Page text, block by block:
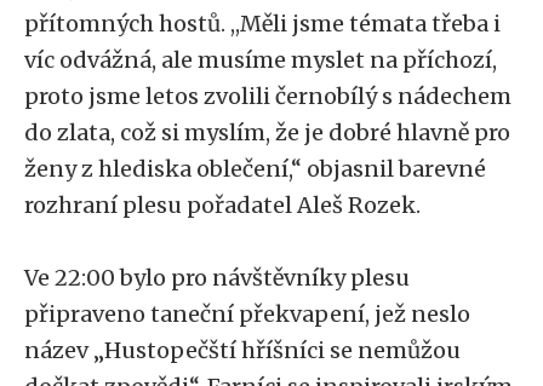
přítomných hostů. ,,Měli jsme témata třeba i
víc odvážná, ale musíme myslet na příchozí,
proto jsme letos zvolili černobílý s nádechem
do zlata, což si myslím, že je dobré hlavně pro
ženy z hlediska oblečení,“ objasnil barevné
rozhraní plesu pořadatel Aleš Rozek.
Ve 22:00 bylo pro návštěvníky plesu
připraveno taneční překvapení, jež neslo
název„Hustopečští hříšníci se nemůžou